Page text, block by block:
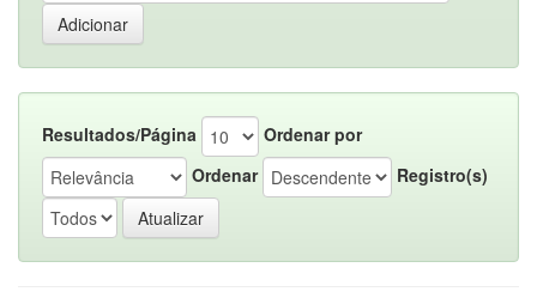
Resultados/Página
Ordenar por
Ordenar
Registro(s)